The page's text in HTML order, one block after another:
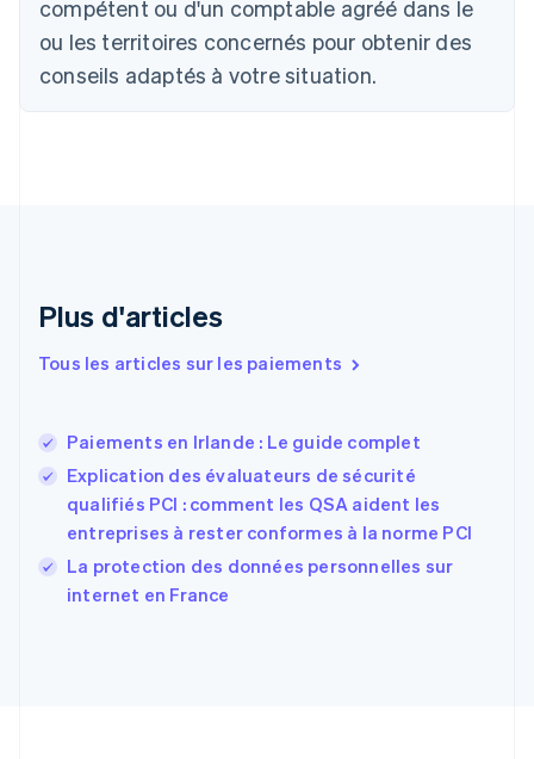
compétent ou d'un comptable agréé dans le
ou les territoires concernés pour obtenir des
conseils adaptés à votre situation.
Plus d'articles
Tous les articles sur les paiements
Paiements en Irlande : Le guide complet
Explication des évaluateurs de sécurité
qualifiés PCI : comment les QSA aident les
entreprises à rester conformes à la norme PCI
La protection des données personnelles sur
internet en France
Chine continentale
简体中文English
Español English
English
Finlande
English Svenska
France
FrançaisEnglish
Gibraltar
English
Grèce